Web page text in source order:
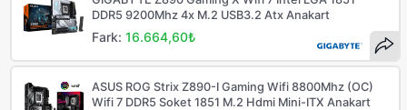
DDR5 9200Mhz 4x M.2 USB3.2 Atx Anakart
Fark:16.664,60₺
ASUS ROG Strix Z890-I Gaming Wifi 8800Mhz (OC)
Wifi 7 DDR5 Soket 1851 M.2 Hdmi Mini-ITX Anakart